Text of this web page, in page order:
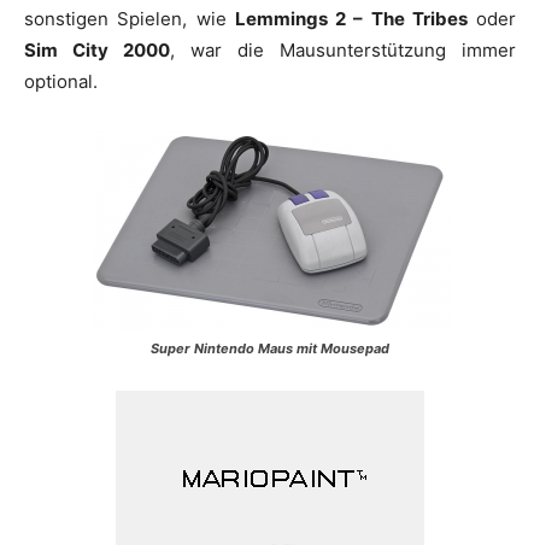
sonstigen Spielen, wie Lemmings 2 – The Tribesoder
Sim City 2000, war die Mausunterstützung immer
optional.
Super Nintendo Maus mit Mousepad